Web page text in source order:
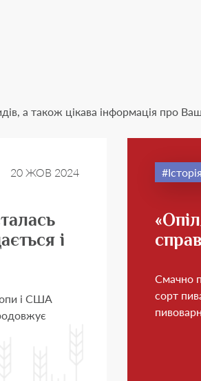
а також цікава інформація про
20 ЖОВ 2024
і
і США
Смачно
сорт